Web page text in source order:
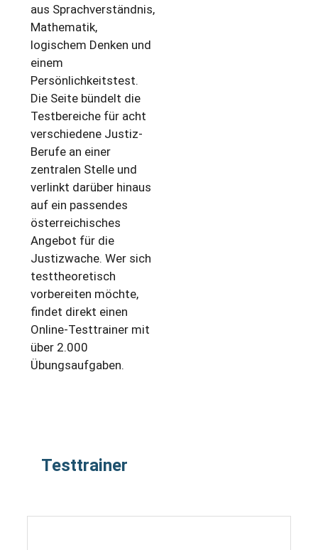
aus Sprachverständnis,
Mathematik,
logischem Denken und
einem
Persönlichkeitstest.
Die Seite bündelt die
Testbereiche für acht
verschiedene Justiz-
Berufe an einer
zentralen Stelle und
verlinkt darüber hinaus
auf ein passendes
österreichisches
Angebot für die
Justizwache. Wer sich
testtheoretisch
vorbereiten möchte,
findet direkt einen
Online-Testtrainer mit
über 2.000
Übungsaufgaben.
Testtrainer